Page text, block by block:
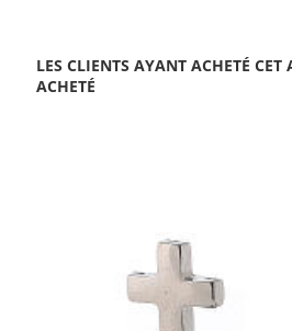
LES CLIENTS AYANT ACHETÉ
ACHETÉ